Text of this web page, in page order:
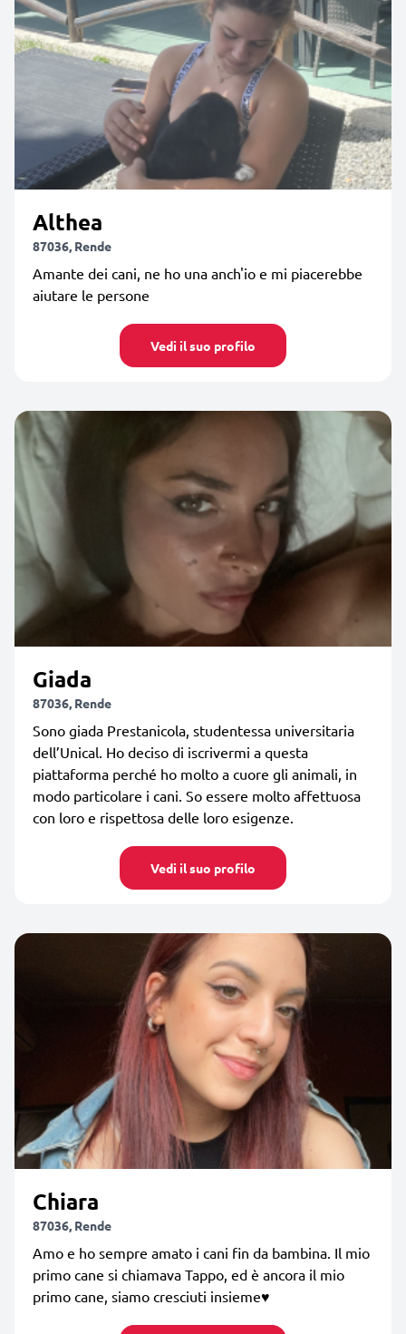
Althea
87036, Rende
Amante dei cani, ne ho una anch'io e mi piacerebbe
aiutare le persone
Vedi il suo profilo
Giada
87036, Rende
Sono giada Prestanicola, studentessa universitaria
dell’Unical. Ho deciso di iscrivermi a questa
piattaforma perché ho molto a cuore gli animali, in
modo particolare i cani. So essere molto affettuosa
con loro e rispettosa delle loro esigenze.
Vedi il suo profilo
Chiara
87036, Rende
Amo e ho sempre amato i cani fin da bambina. Il mio
primo cane si chiamava Tappo, ed è ancora il mio
primo cane, siamo cresciuti insieme♥️